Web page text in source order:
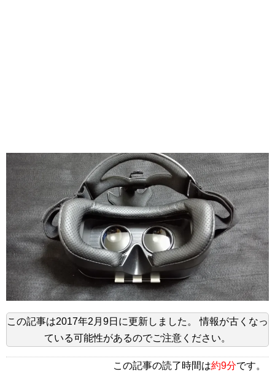
この記事は2017年2月9日 に更新しました。
情報が古くなっ
ている可能性があるのでご注意ください。
この記事の読了時間は約9分です。